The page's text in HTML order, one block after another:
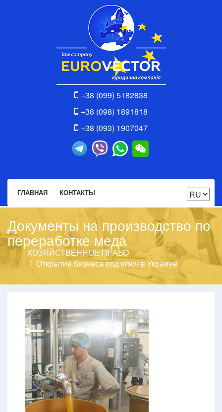
+38 (099) 5182838
+38 (098) 1891818
+38 (093) 1907047
ГЛАВНАЯ КОНТАКТЫ
Документы на производство по
переработке меда
ХОЗЯЙСТВЕННОЕ ПРАВО
Открытие бизнеса под ключ в Украине